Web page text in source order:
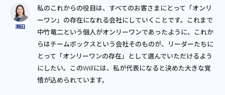
私のこれからの役目は、すべてのお客さまにとって「オンリ
ーワン」の存在になれる会社にしていくことです。これまで
中竹竜二という個人がオンリーワンであったように、これか
らはチームボックスという会社そのものが、リーダーたちに
とって「オンリーワンの存在」として選んでいただけるよう
にしたい。このWillには、私が代表になると決めた大きな覚
悟が込められています。